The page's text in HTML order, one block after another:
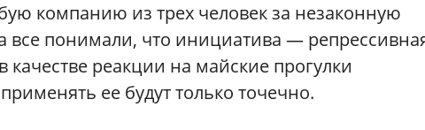
компанию из трех человек за незаконную
все понимали, что инициатива —
качестве реакции на майские прогулки
ее будут только точечно.